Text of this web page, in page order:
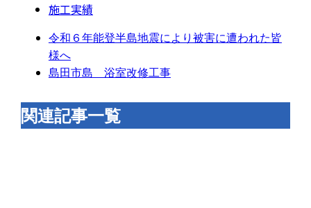
施工実績
令和６年能登半島地震により被害に遭われた皆
様へ
島田市島 浴室改修工事
関連記事一覧